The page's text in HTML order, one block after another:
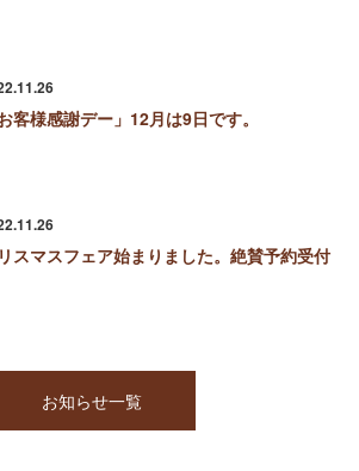
お客様感謝デー」12月は9日です。
スマスフェア始まりました。絶賛予約受付
お知らせ一覧